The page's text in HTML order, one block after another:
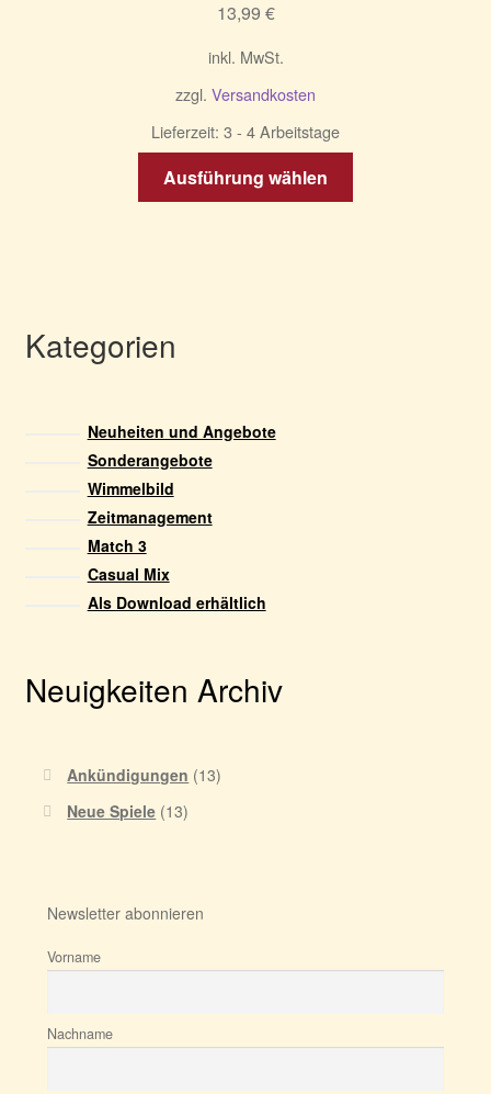
13,99 €
inkl. MwSt.
zzgl. Versandkosten
Lieferzeit: 3 - 4 Arbeitstage
Ausführung wählen
Kategorien
Neuheiten und Angebote
Sonderangebote
Wimmelbild
Zeitmanagement
Match 3
Casual Mix
Als Download erhältlich
Neuigkeiten Archiv
Ankündigungen (13)
Neue Spiele (13)
Newsletter abonnieren
Vorname
Nachname